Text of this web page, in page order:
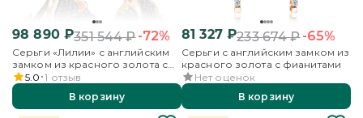
98 890₽351 544₽-72%
Серьги «Лилии» с английским
замком из красного золота с
фианитами
5.0 1 отзыв
В корзину
81 327₽233 674₽-65%
Серьги с английским замком из
красного золота с фианитами
Нет оценок
В корзину